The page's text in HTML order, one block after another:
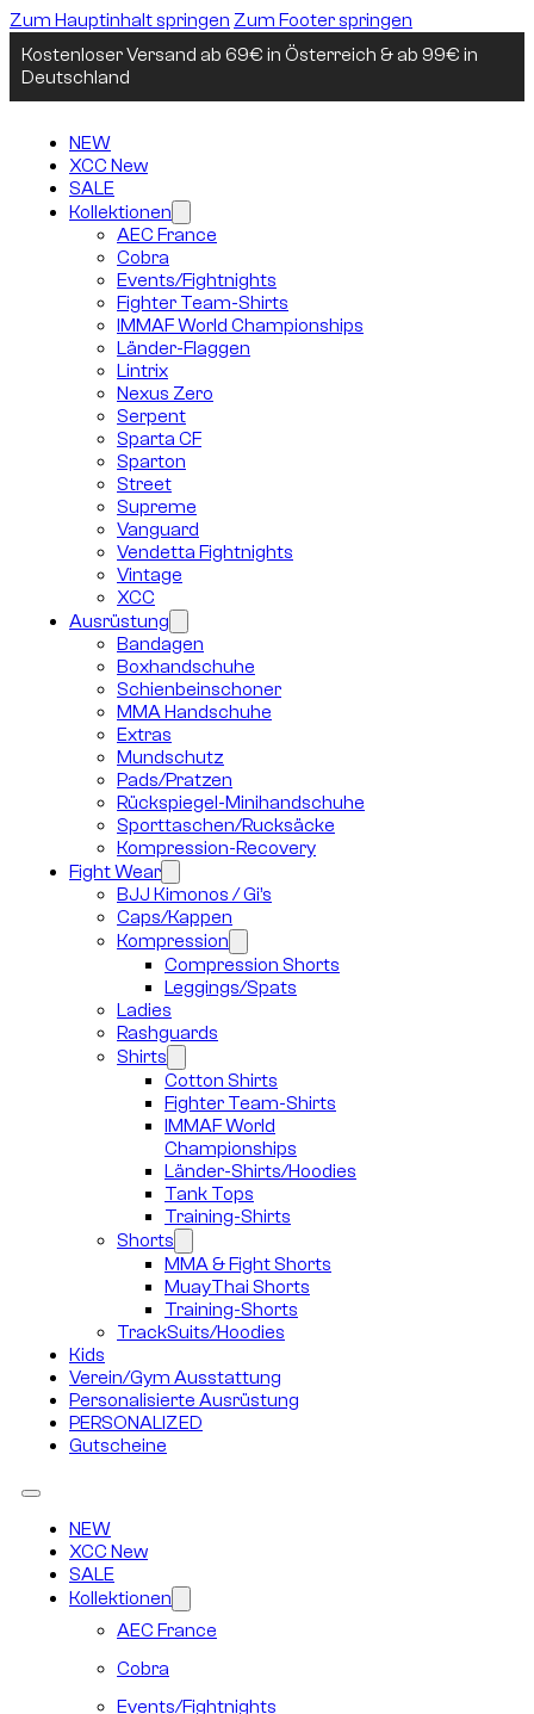
Zum Hauptinhalt springen Zum Footer springen
Kostenloser Versand ab 69€ in Österreich & ab 99€ in
Deutschland
NEW
XCC New
SALE
Kollektionen
AEC France
Cobra
Events/Fightnights
Fighter Team-Shirts
IMMAF World Championships
Länder-Flaggen
Lintrix
Nexus Zero
Serpent
Sparta CF
Sparton
Street
Supreme
Vanguard
Vendetta Fightnights
Vintage
XCC
Ausrüstung
Bandagen
Boxhandschuhe
Schienbeinschoner
MMA Handschuhe
Extras
Mundschutz
Pads/Pratzen
Rückspiegel-Minihandschuhe
Sporttaschen/Rucksäcke
Kompression-Recovery
Fight Wear
BJJ Kimonos / Gi’s
Caps/Kappen
Kompression
Compression Shorts
Leggings/Spats
Ladies
Rashguards
Shirts
Cotton Shirts
Fighter Team-Shirts
IMMAF World
Championships
Länder-Shirts/Hoodies
Tank Tops
Training-Shirts
Shorts
MMA & Fight Shorts
MuayThai Shorts
Training-Shorts
TrackSuits/Hoodies
Kids
Verein/Gym Ausstattung
Personalisierte Ausrüstung
PERSONALIZED
Gutscheine
NEW
XCC New
SALE
Kollektionen
AEC France
Cobra
Events/Fightnights